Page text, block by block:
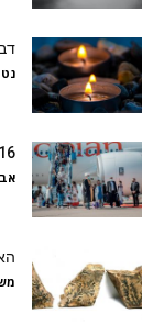
316 עולים חדשים